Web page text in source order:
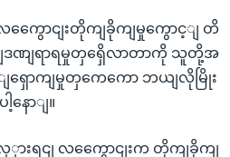
ကွေောငျးတိုကျခိုကျမှုကွောင့ျ တိ
ကျဒဏျရာရမှုတှရှေိလာတာကို သူတို့အ
ျရှောကျမှုတှကေကော ဘယျလိုမြိုး
ောျ။
လှှားရငျ လကွေောငျးက တိုကျခိုကျ